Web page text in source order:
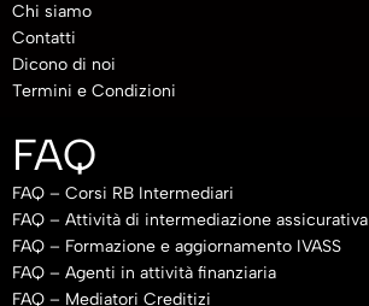
Chi siamo
Contatti
Dicono di noi
Termini e Condizioni
FAQ
FAQ – Corsi RB Intermediari
FAQ – Attività di intermediazione assicurativa
FAQ – Formazione e aggiornamento IVASS
FAQ – Agenti in attività finanziaria
FAQ – Mediatori Creditizi